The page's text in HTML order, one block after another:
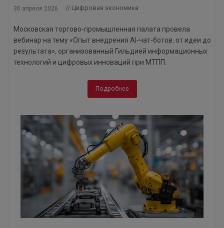
30 апреля 2026 // Цифровая экономика
Московская торгово-промышленная палата провела
вебинар на тему «Опыт внедрения AI-чат-ботов: от идеи до
результата», организованный Гильдией информационных
технологий и цифровых инноваций при МТПП.
Подробнее